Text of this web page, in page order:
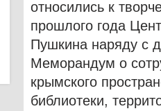
относились к
прошлого года
Пушкина наряду с
Меморандум о
крымского
библиотеки,